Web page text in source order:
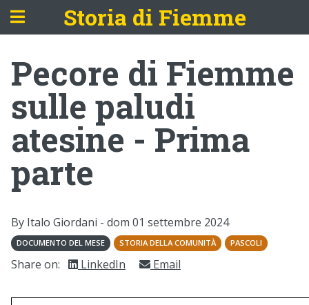
Storia di Fiemme
Pecore di Fiemme
sulle paludi
atesine - Prima
parte
By Italo Giordani - dom 01 settembre 2024
DOCUMENTO DEL MESE STORIA DELLA COMUNITÀ PASCOLI
Share on: LinkedIn Email